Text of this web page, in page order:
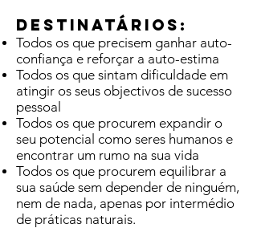
Destinatários:
Todos os que precisem ganhar auto-
confiança e reforçar a auto-estima
Todos os que sintam dificuldade em
atingir os seus objectivos de sucesso
pessoal
Todos os que procurem expandir o
seu potencial como seres humanos e
encontrar um rumo na sua vida
Todos os que procurem equilibrar a
sua saúde sem depender de ninguém,
nem de nada, apenas por intermédio
de práticas naturais.